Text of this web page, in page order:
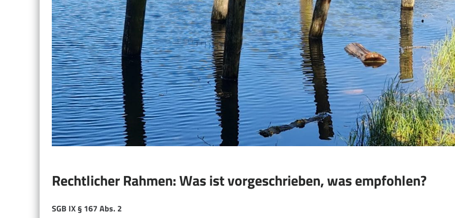
Rechtlicher Rahmen: Was ist vorgeschrieben, was empfohlen?
SGB IX § 167 Abs. 2